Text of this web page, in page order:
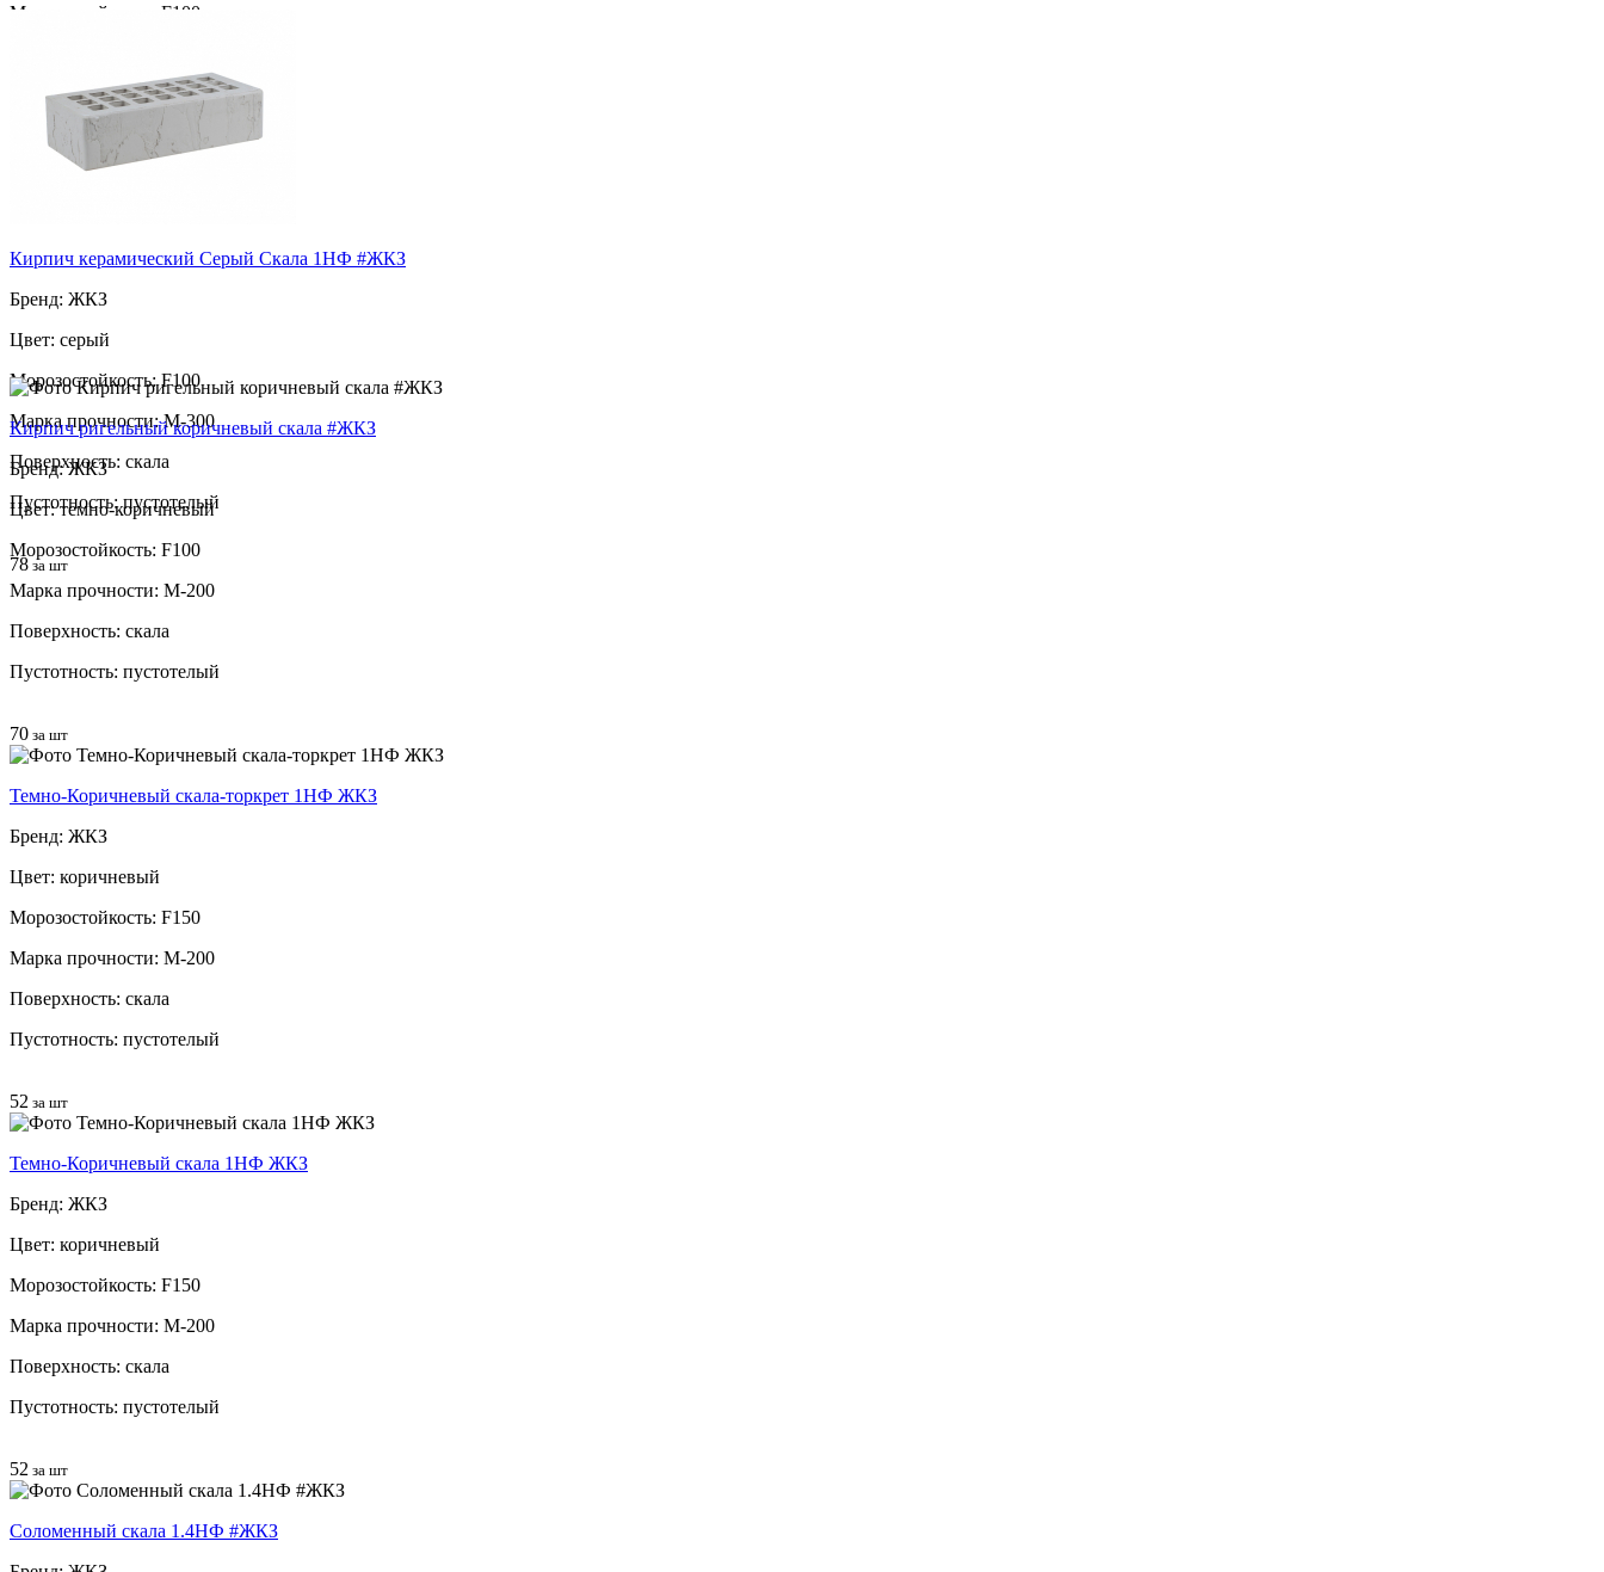
Морозостойкость: F100
Поверхность: скала
Пустотность: пустотелый
Кирпич керамический Серый Скала 1НФ #ЖКЗ
Бренд: ЖКЗ
Цвет: серый
Морозостойкость: F100
Марка прочности: М-300
Поверхность: скала
Пустотность: пустотелый
78 за шт
Кирпич ригельный коричневый скала #ЖКЗ
Бренд: ЖКЗ
Цвет: темно-коричневый
Морозостойкость: F100
Марка прочности: М-200
Поверхность: скала
Пустотность: пустотелый
70 за шт
Темно-Коричневый скала-торкрет 1НФ ЖКЗ
Бренд: ЖКЗ
Цвет: коричневый
Морозостойкость: F150
Марка прочности: М-200
Поверхность: скала
Пустотность: пустотелый
52 за шт
Темно-Коричневый скала 1НФ ЖКЗ
Бренд: ЖКЗ
Цвет: коричневый
Морозостойкость: F150
Марка прочности: М-200
Поверхность: скала
Пустотность: пустотелый
52 за шт
Соломенный скала 1.4НФ #ЖКЗ